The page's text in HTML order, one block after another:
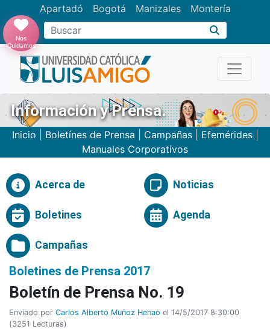
Apartadó Bogotá Manizales Montería
Buscar
Nos
Cuidamos
Información y Prensa.
Inicio Boletínes de Prensa Campañas| Efemérides|
Manuales Corporativos
Acerca de Noticias
Boletines Agenda
Campañas
Boletines de Prensa 2017
Boletí­n de Prensa No. 19
Enviado por Carlos Alberto Muñoz Henao el 14/5/2017 8:30:00
(3251 Lecturas)